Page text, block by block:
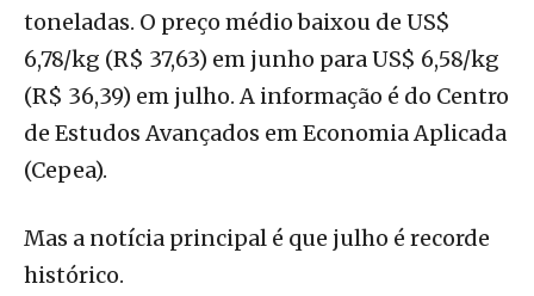
toneladas. O preço médio baixou de US$
6,78/kg (R$ 37,63) em junho para US$ 6,58/kg
(R$ 36,39) em julho. A informação é do Centro
de Estudos Avançados em Economia Aplicada
(Cepea).
Mas a notícia principal é que julho é recorde
histórico.